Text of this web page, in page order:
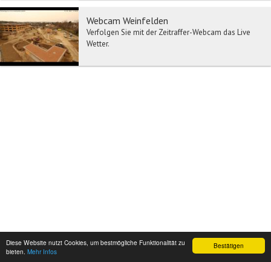
Bestätigen
Diese Website nutzt Cookies, um bestmögliche Funktionalität zu
bieten. Mehr Infos
Webcam Weinfelden
Verfolgen Sie mit der Zeitraffer-Webcam das Live
Wetter.